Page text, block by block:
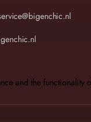
and the functionality